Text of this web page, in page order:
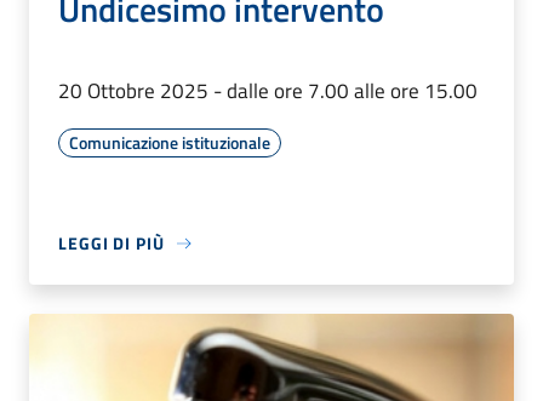
20 Ottobre 2025 - dalle ore 7.00 alle ore 15.00
Comunicazione istituzionale
LEGGI DI PIÙ